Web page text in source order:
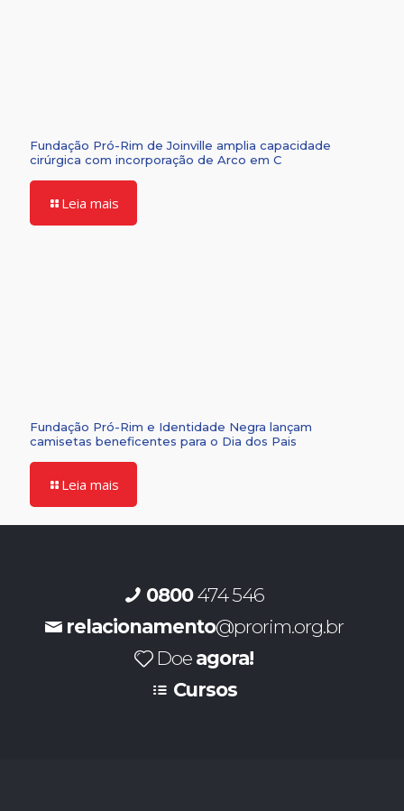
Fundação Pró-Rim de Joinville amplia capacidade
cirúrgica com incorporação de Arco em C
Leia mais
Fundação Pró-Rim e Identidade Negra lançam
camisetas beneficentes para o Dia dos Pais
Leia mais
0800474 546
relacionamento@prorim.org.br
Doe agora!
Cursos